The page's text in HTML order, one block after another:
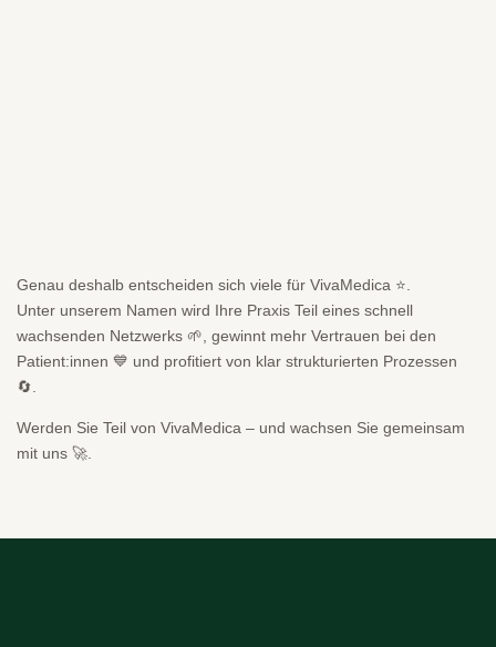
Genau deshalb entscheiden sich viele für VivaMedica ⭐.
Unter unserem Namen wird Ihre Praxis Teil eines schnell
wachsenden Netzwerks 🌱, gewinnt mehr Vertrauen bei den
Patient:innen 💙 und profitiert von klar strukturierten Prozessen
🔄.
Werden Sie Teil von VivaMedica – und wachsen Sie gemeinsam
mit uns 🚀.